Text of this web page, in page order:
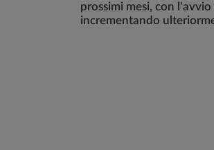
prossimi mesi, con
incrementando